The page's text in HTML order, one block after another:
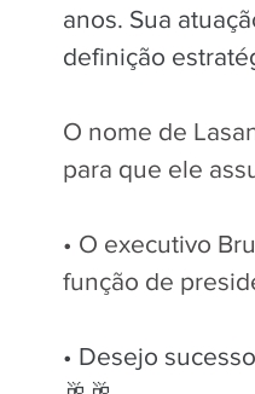
anos. Sua
definição
O nome de
para que ele
• O executivo
função de
• Desejo